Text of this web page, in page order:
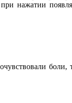
нажатии
боли,